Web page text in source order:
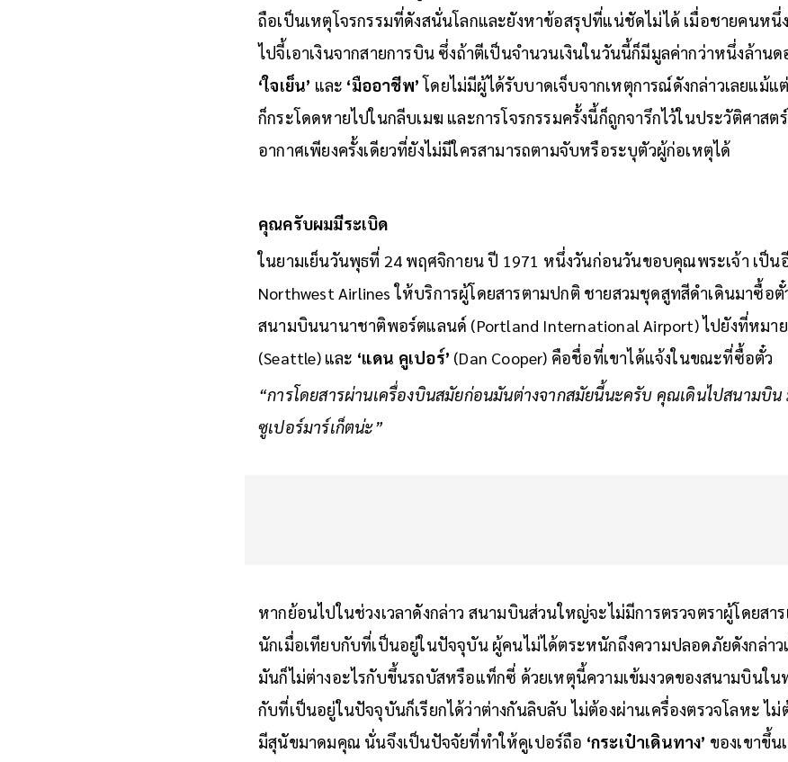
ถือเป็นเหตุโจรกรรมที่ดังสนั่นโลกและยังหาข้อสรุปที่แน่ชัดไม่ได้ เมื่อชายคนหนึ่
ไปจี้เอาเงินจากสายการบิน ซึ่งถ้าตีเป็นจำนวนเงินในวันนี้ก็มีมูลค่ากว่าหนึ่งล้านด
‘ใจเย็น’ และ ‘มืออาชีพ’โดยไม่มีผู้ได้รับบาดเจ็บจากเหตุการณ์ดังกล่าวเลยแม้แ
ก็กระโดดหายไปในกลีบเมฆ และการโจรกรรมครั้งนี้ก็ถูกจารึกไว้ในประวัติศาสต
อากาศเพียงครั้งเดียวที่ยังไม่มีใครสามารถตามจับหรือระบุตัวผู้ก่อเหตุได้
คุณครับผมมีระเบิด
ในยามเย็นวันพุธที่ 24 พฤศจิกายน ปี 1971 หนึ่งวันก่อนวันขอบคุณพระเจ้า เป็
Northwest Airlines ให้บริการผู้โดยสารตามปกติ ชายสวมชุดสูทสีดำเดินมาซื้อตั๋
สนามบินนานาชาติพอร์ตแลนด์ (Portland International Airport) ไปยังที่หมา
(Seattle) และ ‘แดน คูเปอร์’ (Dan Cooper) คือชื่อที่เขาได้แจ้งในขณะที่ซื้อตั๋ว
“การโดยสารผ่านเครื่องบินสมัยก่อนมันต่างจากสมัยนี้นะครับ คุณเดินไปสนามบิ
ซูเปอร์มาร์เก็ตน่ะ”
หากย้อนไปในช่วงเวลาดังกล่าว สนามบินส่วนใหญ่จะไม่มีการตรวจตราผู้โดยสา
นักเมื่อเทียบกับที่เป็นอยู่ในปัจจุบัน ผู้คนไม่ได้ตระหนักถึงความปลอดภัยดังกล่าว
มันก็ไม่ต่างอะไรกับขึ้นรถบัสหรือแท็กซี่ ด้วยเหตุนี้ความเข้มงวดของสนามบินใน
กับที่เป็นอยู่ในปัจจุบันก็เรียกได้ว่าต่างกันลิบลับ ไม่ต้องผ่านเครื่องตรวจโลหะ ไม่
มีสุนัขมาดมคุณ นั่นจึงเป็นปัจจัยที่ทำให้คูเปอร์ถือ ‘กระเป๋าเดินทาง’ ของเขาขึ้น